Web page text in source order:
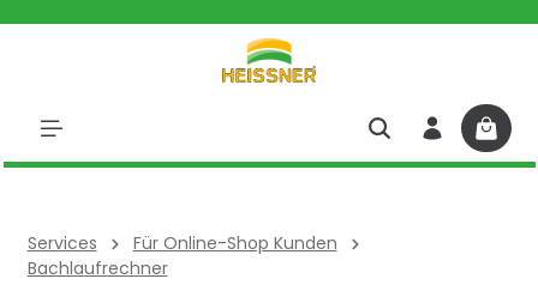
Services
Für Online-Shop Kunden
Bachlaufrechner